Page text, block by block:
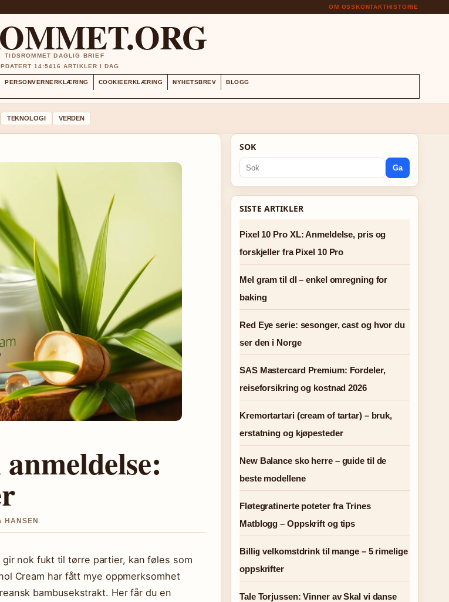
OM OSSKONTAKTHISTORIE
TIDSROMMET DAGLIG BRIEF
14:5416 ARTIKLER I DAG
PERSONVERNERKLÆRING COOKIEERKLÆRING NYHETSBREV BLOGG
TEKNOLOGI VERDEN
HANSEN
nok fukt til tørre partier, kan føles som
Cream har fått mye oppmerksomhet
bambusekstrakt. Her får du en
SOK
Ga
SISTE ARTIKLER
Pixel 10 Pro XL: Anmeldelse, pris og
forskjeller fra Pixel 10 Pro
Mel gram til dl – enkel omregning for
baking
Red Eye serie: sesonger, cast og hvor du
ser den i Norge
SAS Mastercard Premium: Fordeler,
reiseforsikring og kostnad 2026
Kremortartari (cream of tartar) – bruk,
erstatning og kjøpesteder
New Balance sko herre – guide til de
beste modellene
Fløtegratinerte poteter fra Trines
Matblogg – Oppskrift og tips
Billig velkomstdrink til mange – 5 rimelige
oppskrifter
Tale Torjussen: Vinner av Skal vi danse